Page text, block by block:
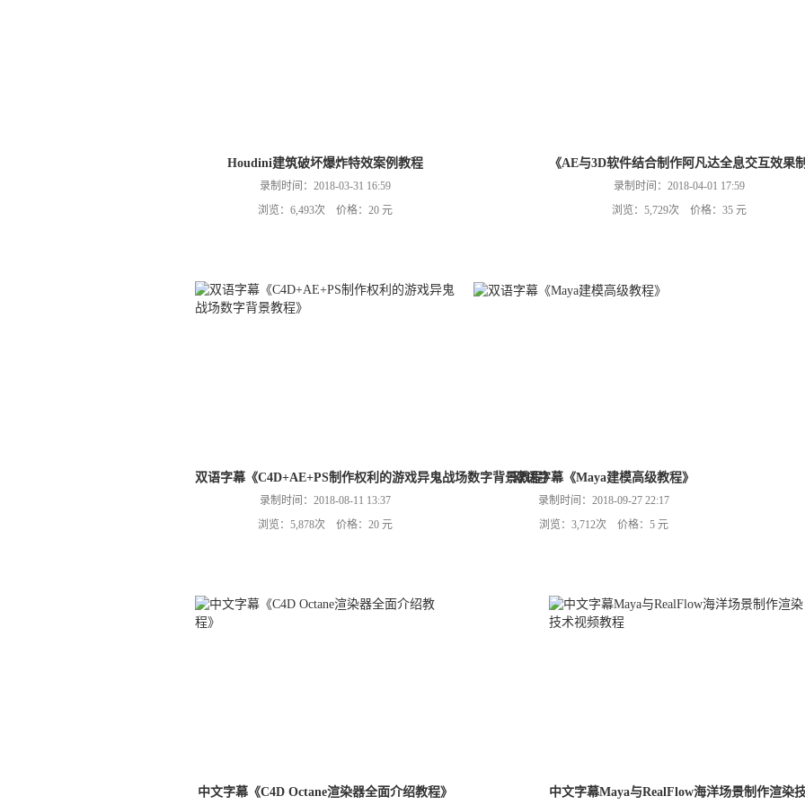
Houdini建筑破坏爆炸特效案例教程
录制时间：2018-03-31 16:59
浏览：6,493次 价格：20 元
《AE与3D软件结合制作阿凡达全息交互效果
录制时间：2018-04-01 17:59
浏览：5,729次 价格：35 元
双语字幕《C4D+AE+PS制作权利的游戏异鬼战场数字背景教程》
录制时间：2018-08-11 13:37
浏览：5,878次 价格：20 元
双语字幕《Maya建模高级教程》
录制时间：2018-09-27 22:17
浏览：3,712次 价格：5 元
中文字幕《C4D Octane渲染器全面介绍教程》 中文字幕Maya与RealFlow海洋场景制作渲染